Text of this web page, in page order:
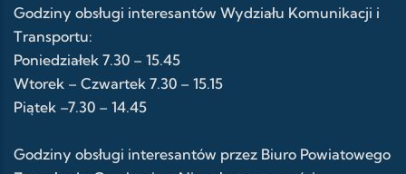
Godziny obsługi interesantów Wydziału Komunikacji i
Transportu:
Poniedziałek 7.30 – 15.45
Wtorek – Czwartek 7.30 – 15.15
Piątek –7.30 – 14.45
Godziny obsługi interesantów przez Biuro Powiatowego